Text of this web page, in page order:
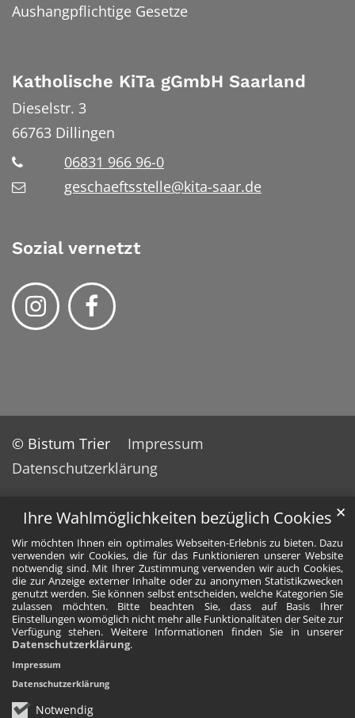
Ihre Wahlmöglichkeiten bezüglich Cookies
Wir möchten Ihnen ein optimales Webseiten-Erlebnis zu bieten. Dazu
verwenden wir Cookies, die für das Funktionieren unserer Website
notwendig sind. Mit Ihrer Zustimmung verwenden wir auch Cookies,
die zur Anzeige externer Inhalte oder zu anonymen Statistikzwecken
genutzt werden. Sie können selbst entscheiden, welche Kategorien Sie
zulassen möchten. Bitte beachten Sie, dass auf Basis Ihrer
Einstellungen womöglich nicht mehr alle Funktionalitäten der Seite zur
Verfügung stehen. Weitere Informationen finden Sie in unserer
Datenschutzerklärung.
Notwendig
✕
Impressum
Datenschutzerklärung
Aushangpflichtige Gesetze
Katholische KiTa gGmbH Saarland
Dieselstr. 3
66763 Dillingen
06831 966 96-0
geschaeftsstelle@kita-saar.de
Sozial vernetzt
© Bistum Trier
Impressum
Datenschutzerklärung